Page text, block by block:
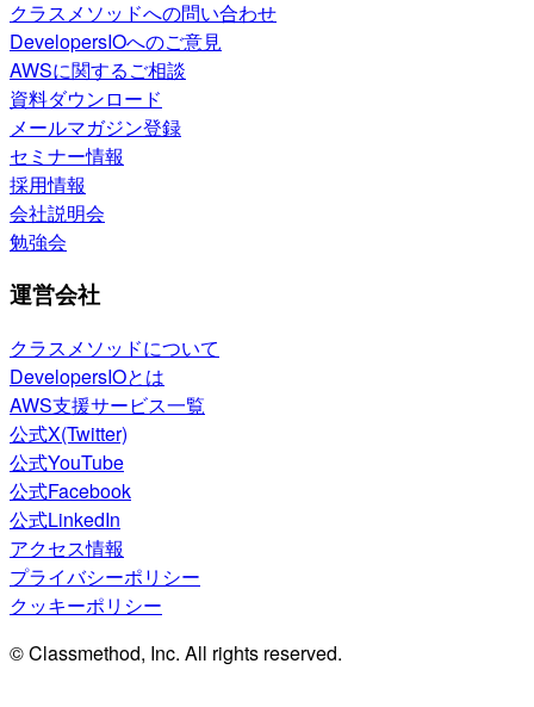
クラスメソッドへの問い合わせ
DevelopersIOへのご意見
AWSに関するご相談
資料ダウンロード
メールマガジン登録
セミナー情報
採用情報
会社説明会
勉強会
運営会社
クラスメソッドについて
DevelopersIOとは
AWS支援サービス一覧
公式X(Twitter)
公式YouTube
公式Facebook
公式LinkedIn
アクセス情報
プライバシーポリシー
クッキーポリシー
© Classmethod, Inc. All rights reserved.